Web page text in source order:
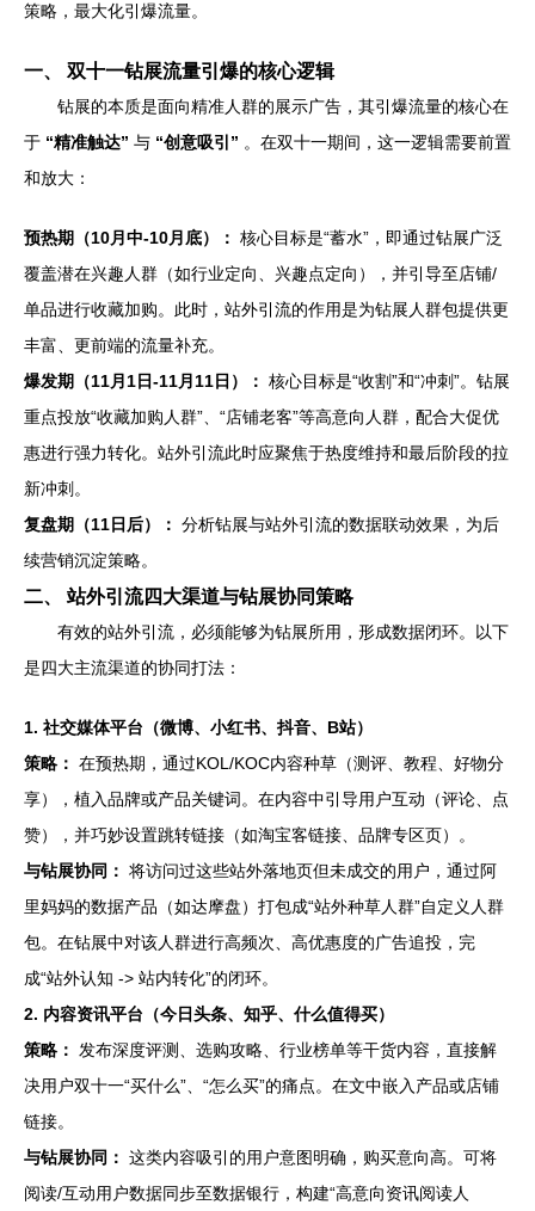
策略，最大化引爆流量。
一、 双十一钻展流量引爆的核心逻辑
钻展的本质是面向精准人群的展示广告，其引爆流量的核心在
于 “精准触达” 与 “创意吸引” 。在双十一期间，这一逻辑需要前置
和放大：
预热期（10月中-10月底）： 核心目标是“蓄水”，即通过钻展广泛
覆盖潜在兴趣人群（如行业定向、兴趣点定向），并引导至店铺/
单品进行收藏加购。此时，站外引流的作用是为钻展人群包提供更
丰富、更前端的流量补充。
爆发期（11月1日-11月11日）： 核心目标是“收割”和“冲刺”。钻展
重点投放“收藏加购人群”、“店铺老客”等高意向人群，配合大促优
惠进行强力转化。站外引流此时应聚焦于热度维持和最后阶段的拉
新冲刺。
复盘期（11日后）： 分析钻展与站外引流的数据联动效果，为后
续营销沉淀策略。
二、 站外引流四大渠道与钻展协同策略
有效的站外引流，必须能够为钻展所用，形成数据闭环。以下
是四大主流渠道的协同打法：
1. 社交媒体平台（微博、小红书、抖音、B站）
策略： 在预热期，通过KOL/KOC内容种草（测评、教程、好物分
享），植入品牌或产品关键词。在内容中引导用户互动（评论、点
赞），并巧妙设置跳转链接（如淘宝客链接、品牌专区页）。
与钻展协同： 将访问过这些站外落地页但未成交的用户，通过阿
里妈妈的数据产品（如达摩盘）打包成“站外种草人群”自定义人群
包。在钻展中对该人群进行高频次、高优惠度的广告追投，完
成“站外认知 -> 站内转化”的闭环。
2. 内容资讯平台（今日头条、知乎、什么值得买）
策略：
发布深度评测、选购攻略、行业榜单等干货内容，直接解
决用户双十一“买什么”、“怎么买”的痛点。在文中嵌入产品或店铺
链接。
与钻展协同： 这类内容吸引的用户意图明确，购买意向高。可将
阅读/互动用户数据同步至数据银行，构建“高意向资讯阅读人